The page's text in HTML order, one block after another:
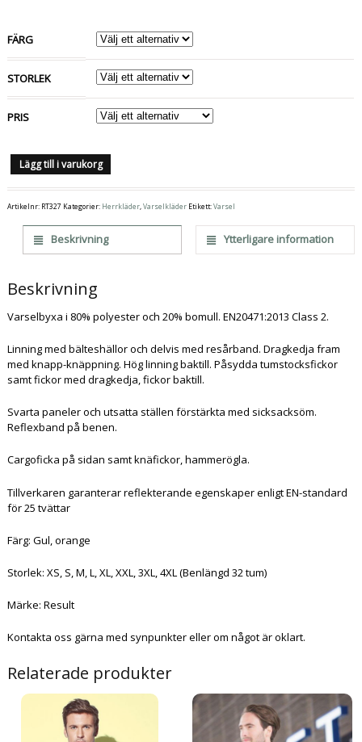
FÄRG
STORLEK
PRIS
Lägg till i varukorg
Artikelnr: RT327 Kategorier: Herrkläder,Varselkläder Etikett:Varsel
Beskrivning Ytterligare information
Beskrivning
Varselbyxa i 80% polyester och 20% bomull. EN20471:2013 Class 2.
Linning med bälteshällor och delvis med resårband. Dragkedja fram
med knapp-knäppning. Hög linning baktill. Påsydda tumstocksfickor
samt fickor med dragkedja, fickor baktill.
Svarta paneler och utsatta ställen förstärkta med sicksacksöm.
Reflexband på benen.
Cargoficka på sidan samt knäfickor, hammerögla.
Tillverkaren garanterar reflekterande egenskaper enligt EN-standard
för 25 tvättar
Färg: Gul, orange
Storlek: XS, S, M, L, XL, XXL, 3XL, 4XL (Benlängd 32 tum)
Märke: Result
Kontakta oss gärna med synpunkter eller om något är oklart.
Relaterade produkter